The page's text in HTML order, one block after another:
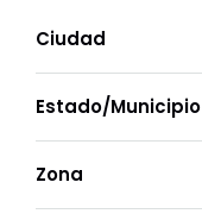
Ciudad
Estado/Municipio
Zona